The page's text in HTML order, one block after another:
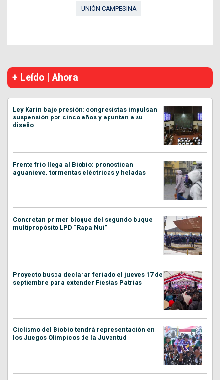
UNIÓN CAMPESINA
+ Leído | Ahora
Ley Karin bajo presión: congresistas impulsan
suspensión por cinco años y apuntan a su
diseño
Frente frío llega al Biobío: pronostican
aguanieve, tormentas eléctricas y heladas
Concretan primer bloque del segundo buque
multipropósito LPD “Rapa Nui”
Proyecto busca declarar feriado el jueves 17 de
septiembre para extender Fiestas Patrias
Ciclismo del Biobío tendrá representación en
los Juegos Olímpicos de la Juventud